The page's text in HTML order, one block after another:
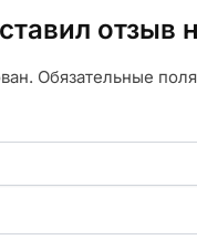
отзыв
Обязательные